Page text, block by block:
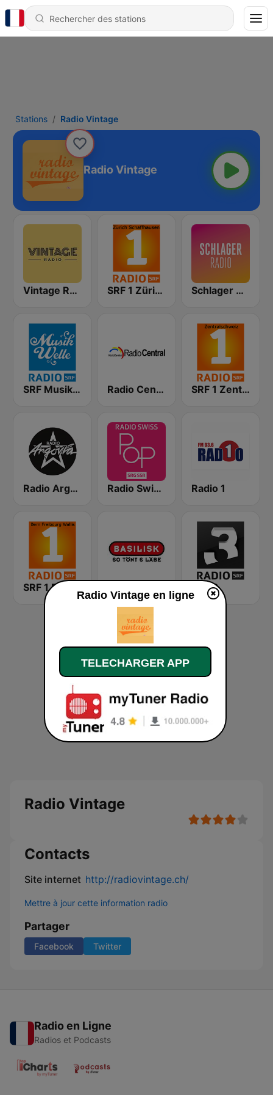
Stations Radio Vintage
Radio Vintage
Vintage Radio SRF 1 Zürich Schaffhausen Schlager Radio
SRF Musikwelle Radio Central SRF 1 Zentralschweiz
Radio Argovia Radio Swiss Pop Radio 1
SRF 3
Radio Vintage
Contacts
Site internet http://radiovintage.ch/
Mettre à jour cette information radio
Partager
Facebook Twitter
Radio en Ligne
Radios et Podcasts
Radio Vintage en ligne
TELECHARGER APP